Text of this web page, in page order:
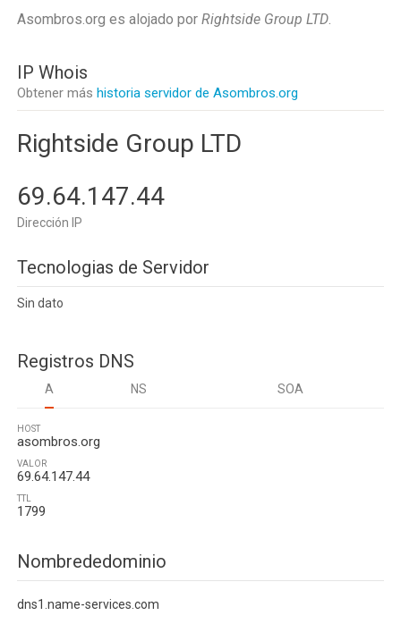
Asombros.org es alojado por Rightside Group LTD.
IP Whois
Obtener más historia servidor de Asombros.org
Rightside Group LTD
69.64.147.44
Dirección IP
Tecnologias de Servidor
Sin dato
Registros DNS
A NS SOA
HOST
asombros.org
VALOR
69.64.147.44
TTL
1799
Nombrededominio
dns1.name-services.com